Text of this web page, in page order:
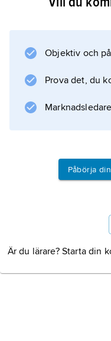
LSD
.
Objektiv och
Prova det, du
Påbörja
Är du lärare? Starta din